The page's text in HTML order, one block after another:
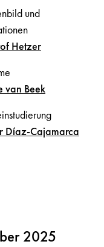
und
Hetzer
van Beek
Díaz-Cajamarca
2025